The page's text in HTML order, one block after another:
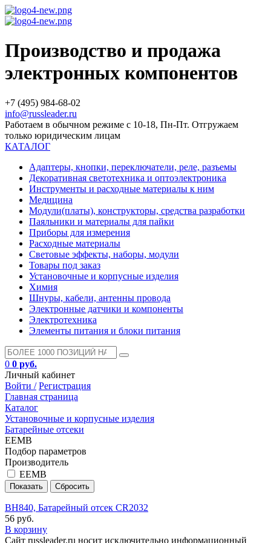
Производство и продажа
электронных компонентов
+7 (495) 984-68-02
info@russleader.ru
Работаем в обычном режиме с 10-18, Пн-Пт. Отгружаем
только юридическим лицам
КАТАЛОГ
Адаптеры, кнопки, переключатели, реле, разъемы
Декоративная светотехника и оптоэлектроника
Инструменты и расходные материалы к ним
Медицина
Модули(платы), конструкторы, средства разработки
Паяльники и материалы для пайки
Приборы для измерения
Расходные материалы
Световые эффекты, наборы, модули
Товары под заказ
Установочные и корпусные изделия
Химия
Шнуры, кабели, антенны провода
Электронные датчики и компоненты
Электротехника
Элементы питания и блоки питания
0 0 руб.
Личный кабинет
Войти / Регистрация
Главная страница
Каталог
Установочные и корпусные изделия
Батарейные отсеки
EEMB
Подбор параметров
Производитель
EEMB
BH840, Батарейный отсек CR2032
56 руб.
В корзину
Сайт russleader.ru носит исключительно информационный